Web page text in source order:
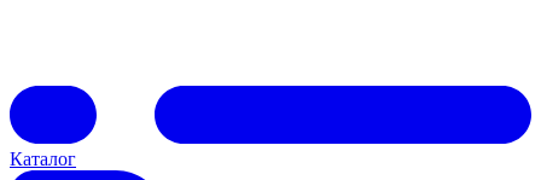
Каталог